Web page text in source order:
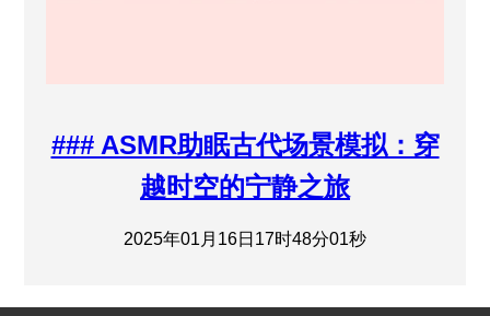
### ASMR助眠古代场景模拟：穿
越时空的宁静之旅
2025年01月16日17时48分01秒